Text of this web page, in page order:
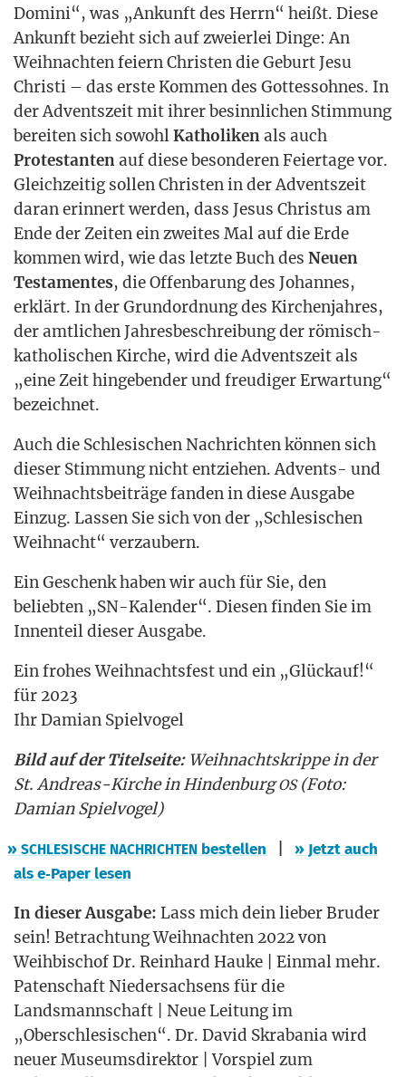
Domi­ni“, was „Ankunft des Herrn“ heißt. Die­se
Ankunft bezieht sich auf zwei­er­lei Din­ge: An
Weih­nach­ten fei­ern Chris­ten die Geburt Jesu
Chris­ti – das ers­te Kom­men des Got­tes­soh­nes. In
der Advents­zeit mit ihrer besinn­li­chen Stim­mung
berei­ten sich sowohlKatho­li­kenals auch
Pro­tes­tan­tenauf die­se beson­de­ren Fei­er­ta­ge vor.
Gleich­zei­tig sol­len Chris­ten in der Advents­zeit
dar­an erin­nert wer­den, dass Jesus Chris­tus am
Ende der Zei­ten ein zwei­tes Mal auf die Erde
kom­men wird, wie das letz­te Buch des Neu­en
Tes­ta­men­tes, die Offen­ba­rung des Johan­nes,
erklärt. In der Grund­ord­nung des Kir­chen­jah­res,
der amt­li­chen Jah­res­be­schrei­bung der römisch-
katho­li­schen Kir­che, wird die Advents­zeit als
„eine Zeit hin­ge­ben­der und freu­di­ger Erwar­tung“
bezeichnet.
Auch die Schle­si­schen Nach­rich­ten kön­nen sich
die­ser Stim­mung nicht ent­zie­hen. Advents- und
Weih­nachts­bei­trä­ge fan­den in die­se Aus­ga­be
Ein­zug. Las­sen Sie sich von der „Schle­si­schen
Weih­nacht“ verzaubern.
Ein Geschenk haben wir auch für Sie, den
belieb­ten „SN-Kalen­der“. Die­sen fin­den Sie im
Innen­teil die­ser Ausgabe.
Ein fro­hes Weih­nachts­fest und ein „Glück­auf!“
für 2023
Ihr Dami­an Spielvogel
Bild auf der Titel­sei­te:Weih­nachts­krip­pe in der
St. Andre­as-Kir­che in Hin­den­burgOS(Foto:
Dami­an Spielvogel)
» SCHLESISCHE NACHRICHTEN bestel­len |» Jetzt auch
als e‑Paper lesen
In die­ser Aus­ga­be: Lass mich dein lie­ber Bru­der
sein! Betrach­tung Weih­nach­ten 2022 von
Weih­bi­schof Dr. Rein­hard Hau­ke | Ein­mal mehr.
Paten­schaft Nie­der­sach­sens für die
Lands­mann­schaft | Neue Lei­tung im
„Ober­schle­si­schen“. Dr. David Skra­ba­nia wird
neu­er Muse­ums­di­rek­tor | Vor­spiel zum